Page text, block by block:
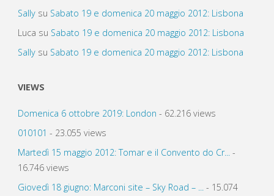
Sallysu Sabato 19 e domenica 20 maggio 2012: Lisbona
Luca su Sabato 19 e domenica 20 maggio 2012: Lisbona
Sallysu Sabato 19 e domenica 20 maggio 2012: Lisbona
VIEWS
Domenica 6 ottobre 2019: London - 62.216 views
010101 - 23.055 views
Martedì 15 maggio 2012: Tomar e il Convento do Cr...-
16.746 views
Giovedì 18 giugno: Marconi site – Sky Road – ...- 15.074